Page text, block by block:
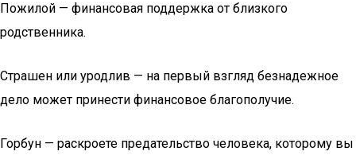
Пожилой — финансовая поддержка от близкого
родственника.
Страшен или уродлив — на первый взгляд безнадежное
дело может принести финансовое благополучие.
Горбун — раскроете предательство человека, которому вы